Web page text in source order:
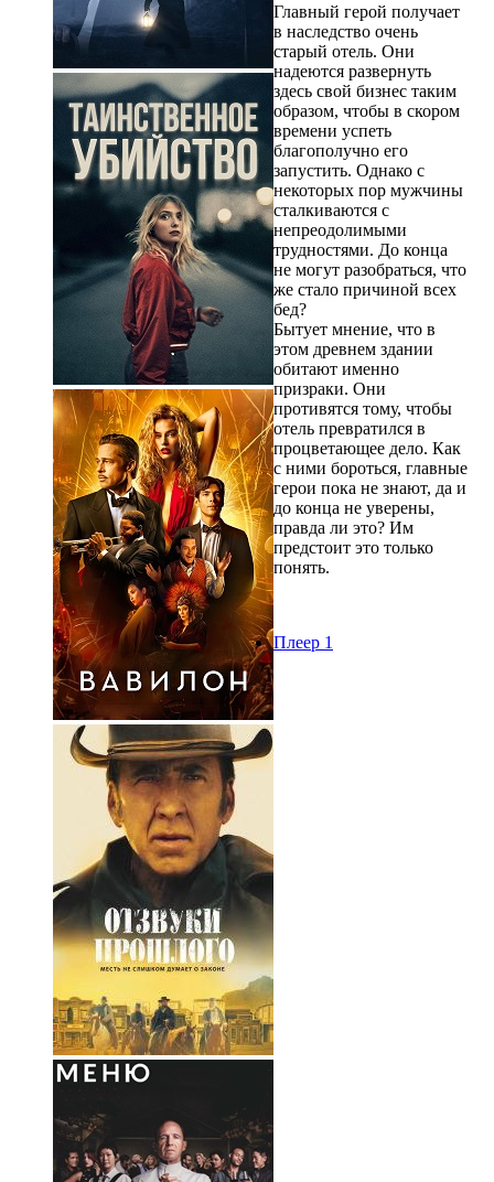
Главный герой получает
в наследство очень
старый отель. Они
надеются развернуть
здесь свой бизнес таким
образом, чтобы в скором
времени успеть
благополучно его
запустить. Однако с
некоторых пор мужчины
сталкиваются с
непреодолимыми
трудностями. До конца
не могут разобраться, что
же стало причиной всех
бед?
Бытует мнение, что в
этом древнем здании
обитают именно
призраки. Они
противятся тому, чтобы
отель превратился в
процветающее дело. Как
с ними бороться, главные
герои пока не знают, да и
до конца не уверены,
правда ли это? Им
предстоит это только
понять.
Плеер 1